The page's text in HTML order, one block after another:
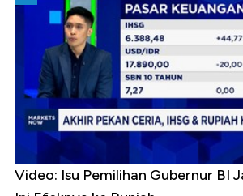
Video: Isu Pemilihan Gubernur BI